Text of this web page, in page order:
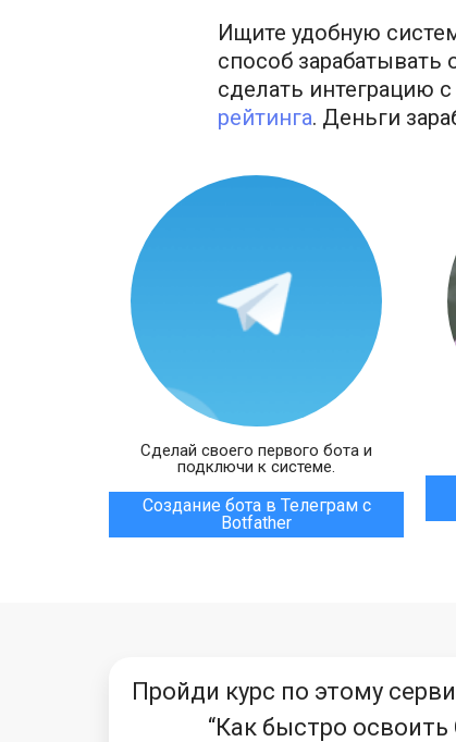
Ищите удобную
способ зарабатывать
сделать интеграцию
рейтинга. Деньги
Сделай своего первого бота и
подключи к системе.
Создание бота в Телеграм с
Botfather
Пройди курс по этому
“Как быстро освоить